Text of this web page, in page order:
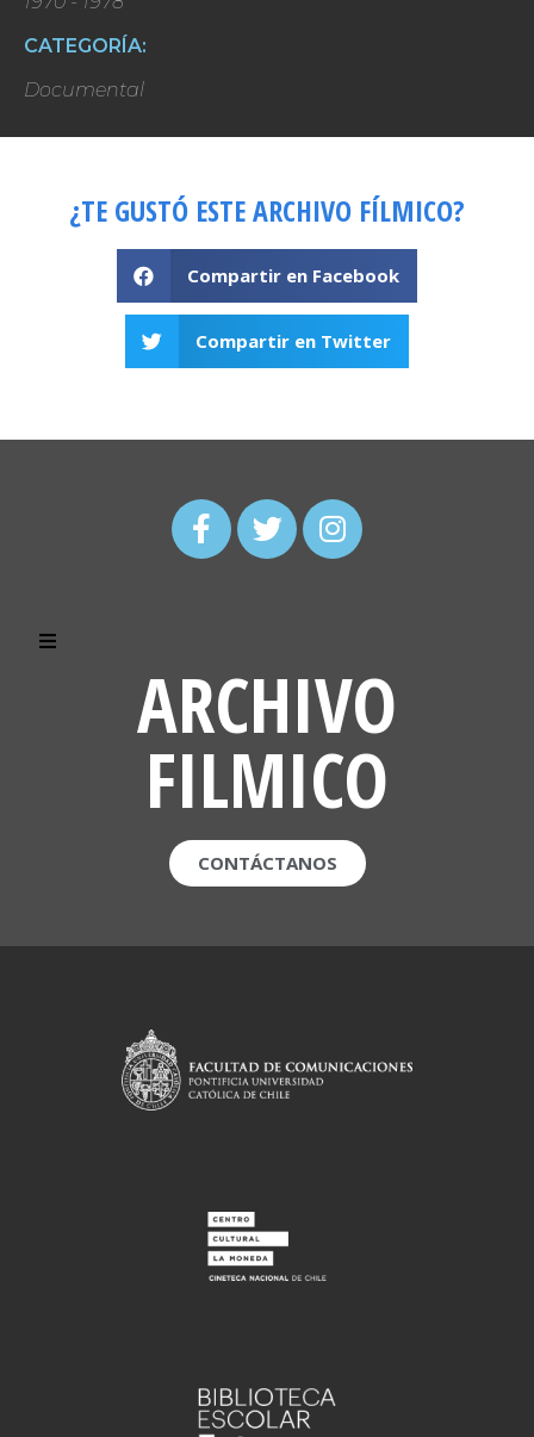
CATEGORÍA:
Documental
¿TE GUSTÓ ESTE ARCHIVO FÍLMICO?
Compartir en Facebook
Compartir en Twitter
ARCHIVO
FILMICO
CONTÁCTANOS